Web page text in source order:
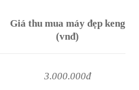
Giá thu mua máy đẹp keng
(vnđ)
3.000.000đ